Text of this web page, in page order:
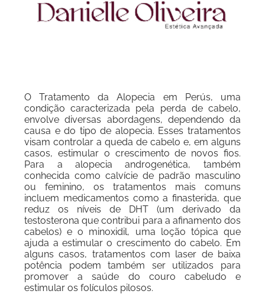
O Tratamento da Alopecia em Perús, uma
condição caracterizada pela perda de cabelo,
envolve diversas abordagens, dependendo da
causa e do tipo de alopecia. Esses tratamentos
visam controlar a queda de cabelo e, em alguns
casos, estimular o crescimento de novos fios.
Para a alopecia androgenética, também
conhecida como calvície de padrão masculino
ou feminino, os tratamentos mais comuns
incluem medicamentos como a finasterida, que
reduz os níveis de DHT (um derivado da
testosterona que contribui para a afinamento dos
cabelos) e o minoxidil, uma loção tópica que
ajuda a estimular o crescimento do cabelo. Em
alguns casos, tratamentos com laser de baixa
potência podem também ser utilizados para
promover a saúde do couro cabeludo e
estimular os folículos pilosos.